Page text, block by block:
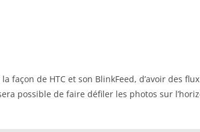
façon de HTC et son BlinkFeed, d’avoir des
possible de faire défiler les photos sur